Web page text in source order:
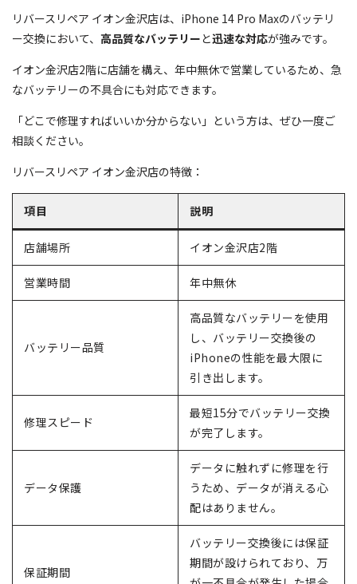
リバースリペア イオン金沢店は、iPhone 14 Pro Maxのバッテリ
ー交換において、 高品質なバッテリーと迅速な対応が強みです。
イオン金沢店2階に店舗を構え、年中無休で営業しているため、急
なバッテリーの不具合にも対応できます。
「どこで修理すればいいか分からない」という方は、ぜひ一度ご
相談ください。
リバースリペア イオン金沢店の特徴：
項目 説明
店舗場所 イオン金沢店2階
営業時間 年中無休
バッテリー品質
高品質なバッテリーを使用
し、バッテリー交換後の
iPhoneの性能を最大限に
引き出します。
修理スピード
最短15分でバッテリー交換
が完了します。
データ保護
データに触れずに修理を行
うため、データが消える心
配はありません。
保証期間
バッテリー交換後には保証
期間が設けられており、万